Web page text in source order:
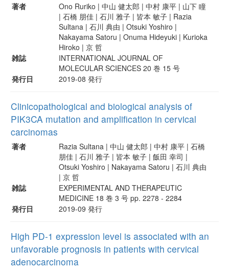
著者
Ono Ruriko | 中山 健太郎 | 中村 康平 | 山下 瞳
| 石橋 朋佳 | 石川 雅子 | 皆本 敏子 | Razia
Sultana | 石川 典由 | Otsuki Yoshiro |
Nakayama Satoru | Onuma Hideyuki | Kurioka
Hiroko | 京 哲
雑誌
INTERNATIONAL JOURNAL OF
MOLECULAR SCIENCES 20 巻 15 号
発行日
2019-08 発行
Clinicopathological and biological analysis of
PIK3CA mutation and amplification in cervical
carcinomas
著者
Razia Sultana | 中山 健太郎 | 中村 康平 | 石橋
朋佳 | 石川 雅子 | 皆本 敏子 | 飯田 幸司 |
Otsuki Yoshiro | Nakayama Satoru | 石川 典由
| 京 哲
雑誌
EXPERIMENTAL AND THERAPEUTIC
MEDICINE 18 巻 3 号 pp. 2278 - 2284
発行日
2019-09 発行
High PD-1 expression level is associated with an
unfavorable prognosis in patients with cervical
adenocarcinoma